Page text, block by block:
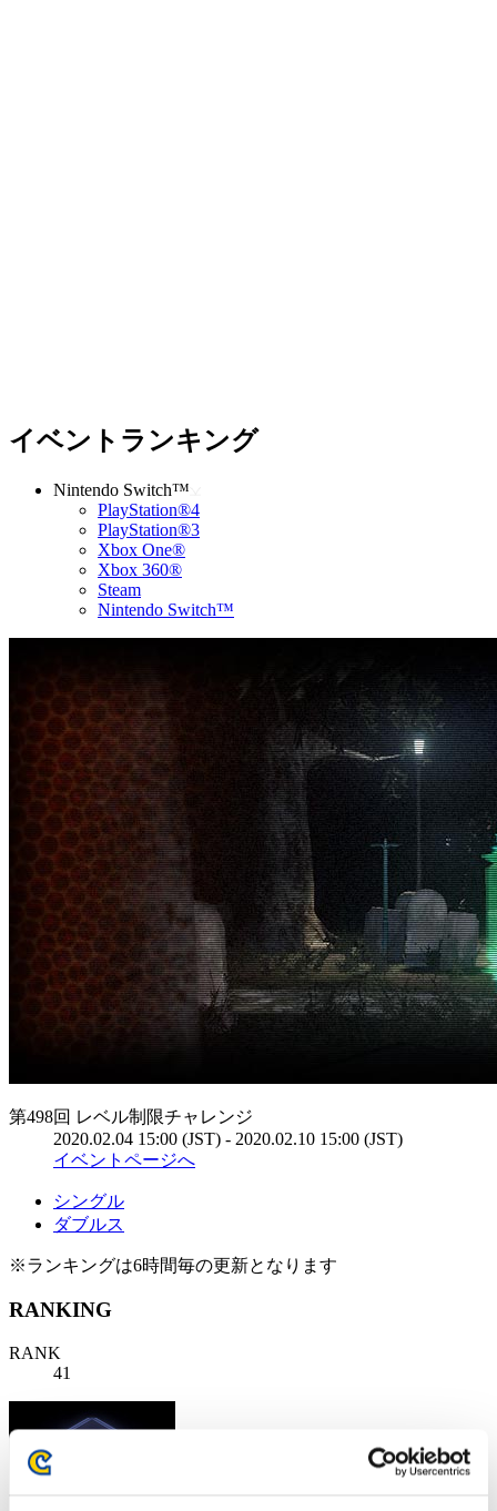
イベントランキング
Nintendo Switch™
PlayStation®4
PlayStation®3
Xbox One®
Xbox 360®
Steam
Nintendo Switch™
第498回 レベル制限チャレンジ
2020.02.04 15:00 (JST) - 2020.02.10 15:00 (JST)
イベントページへ
シングル
ダブルス
※ランキングは6時間毎の更新となります
RANKING
RANK
41